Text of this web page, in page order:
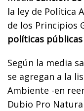
la ley de Política
de los Principios
políticas
Según la media
se agregan a la
Ambiente -en
Dubio Pro